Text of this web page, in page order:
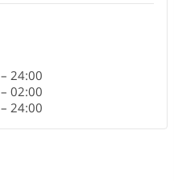
– 24:00
– 02:00
– 24:00